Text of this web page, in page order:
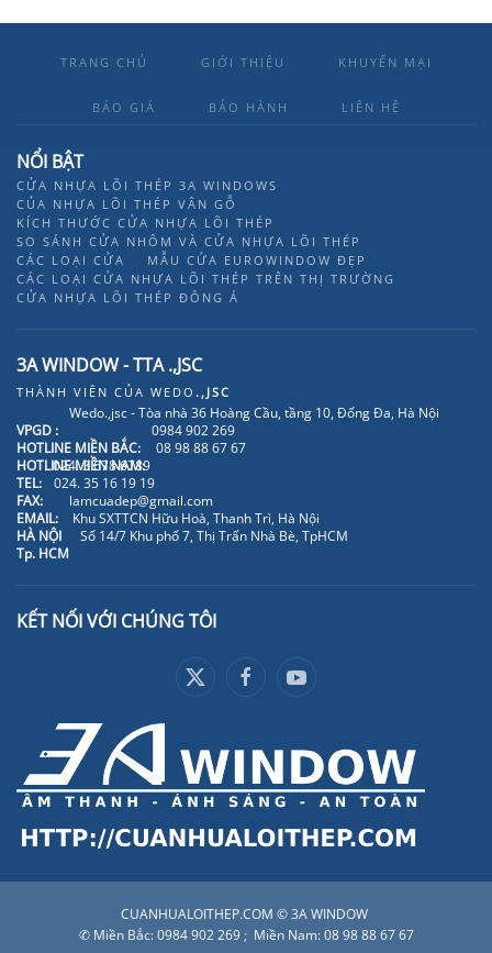
TRANG CHỦ GIỚI THIỆU KHUYẾN MẠI
BÁO GIÁ BẢO HÀNH LIÊN HỆ
NỔI BẬT
CỬA NHỰA LÕI THÉP 3A WINDOWS
CỦA NHỰA LÕI THÉP VÂN GỖ
KÍCH THƯỚC CỬA NHỰA LÕI THÉP
SO SÁNH CỬA NHÔM VÀ CỬA NHỰA LÕI THÉP
CÁC LOẠI CỬA
MẪU CỬA EUROWINDOW ĐẸP
CÁC LOẠI CỬA NHỰA LÕI THÉP TRÊN THỊ TRƯỜNG
CỬA NHỰA LÕI THÉP ĐÔNG Á
3A WINDOW - TTA .,JSC
THÀNH VIÊN CỦA WEDO .,JSC
VPGD :
Wedo.,jsc - Tòa nhà 36 Hoàng Cầu, tầng 10, Đống Đa, Hà Nội
HOTLINE MIỀN BẮC:
0984 902 269
HOTLINE MIỀN NAM:
08 98 88 67 67
TEL:
024. 3 678 6789
FAX:
024. 35 16 19 19
EMAIL:
lamcuadep@gmail.com
HÀ NỘI
Khu SXTTCN Hữu Hoà, Thanh Trì, Hà Nội
Tp. HCM
Số 14/7 Khu phố 7, Thị Trấn Nhà Bè, TpHCM
KẾT NỐI VỚI CHÚNG TÔI
CUANHUALOITHEP.COM © 3A WINDOW
✆ Miền Bắc: 0984 902 269 ; Miền Nam: 08 98 88 67 67